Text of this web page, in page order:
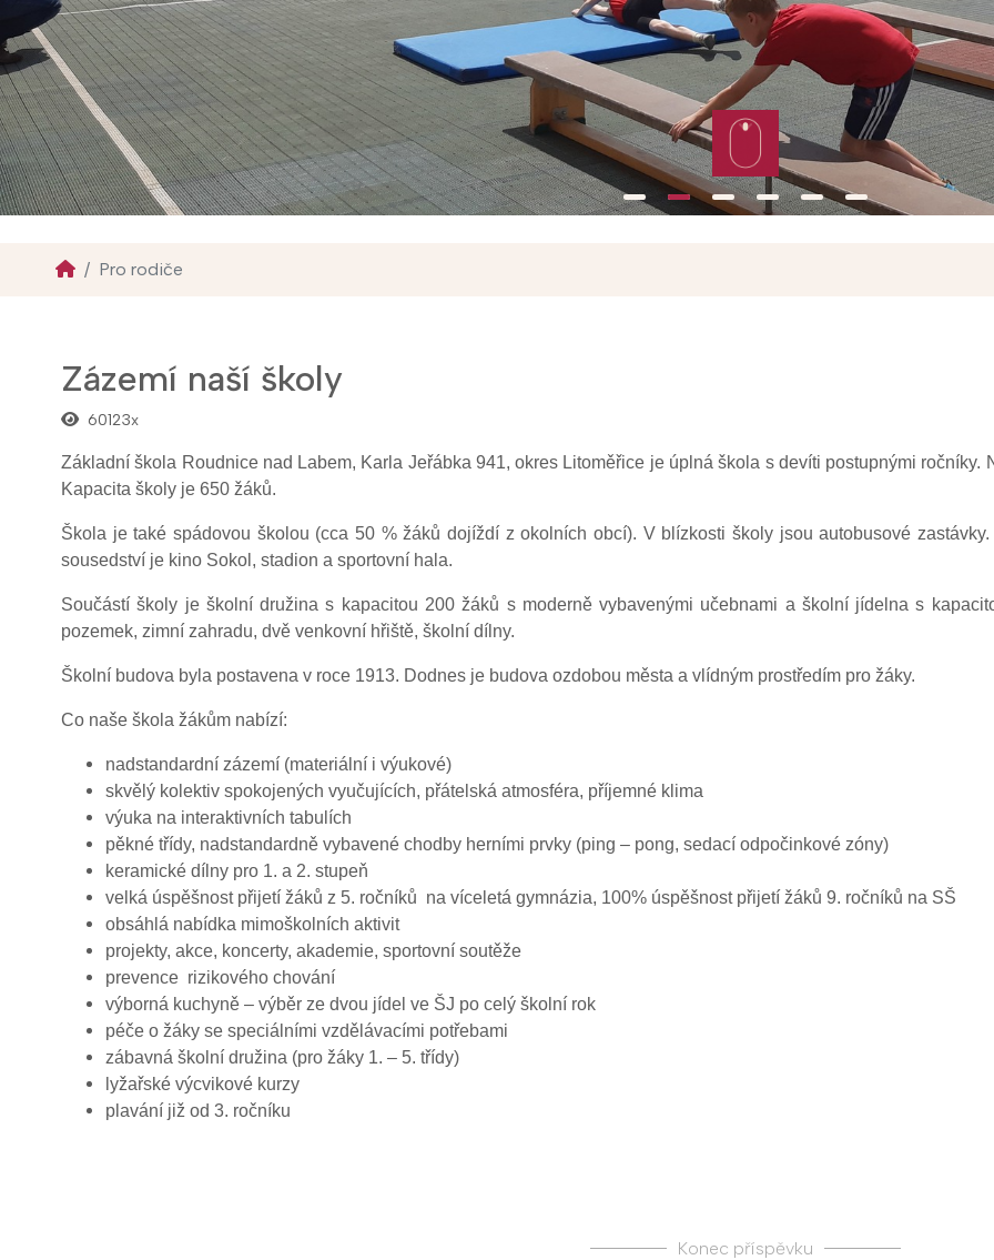
Pro rodiče
Zázemí naší školy
60123x
Základní škola Roudnice nad Labem, Karla Jeřábka 941, okres Litoměřice je úplná škola s devíti postupnými ročníky.
Kapacita školy je 650 žáků.
Škola je také spádovou školou (cca 50 % žáků dojíždí z okolních obcí). V blízkosti školy jsou autobusové
sousedství je kino Sokol, stadion a sportovní hala.
Součástí školy je školní družina s kapacitou 200 žáků s moderně vybavenými učebnami a školní jídelna s
pozemek, zimní zahradu, dvě venkovní hřiště, školní dílny.
Školní budova byla postavena v roce 1913. Dodnes je budova ozdobou města a vlídným prostředím pro žáky.
Co naše škola žákům nabízí:
nadstandardní zázemí (materiální i výukové)
skvělý kolektiv spokojených vyučujících, přátelská atmosféra, příjemné klima
výuka na interaktivních tabulích
pěkné třídy, nadstandardně vybavené chodby herními prvky (ping – pong, sedací odpočinkové zóny)
keramické dílny pro 1. a 2. stupeň
velká úspěšnost přijetí žáků z 5. ročníků na víceletá gymnázia, 100% úspěšnost přijetí žáků 9. ročníků na SŠ
obsáhlá nabídka mimoškolních aktivit
projekty, akce, koncerty, akademie, sportovní soutěže
prevence rizikového chování
výborná kuchyně – výběr ze dvou jídel ve ŠJ po celý školní rok
péče o žáky se speciálními vzdělávacími potřebami
zábavná školní družina (pro žáky 1. – 5. třídy)
lyžařské výcvikové kurzy
plavání již od 3. ročníku
Konec příspěvku